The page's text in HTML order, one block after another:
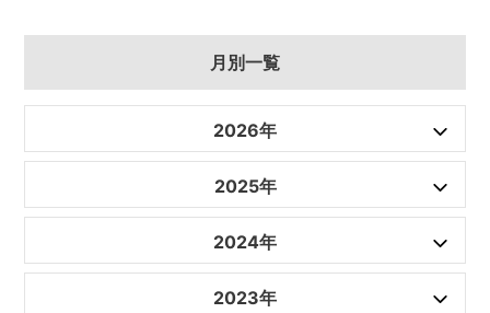
月別一覧
2026年
2025年
2024年
2023年